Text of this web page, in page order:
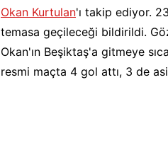
Okan Kurtulan'ı takip ediyor.
temasa geçileceği bildirildi.
Okan'ın Beşiktaş'a gitmeye
resmi maçta 4 gol attı, 3 de